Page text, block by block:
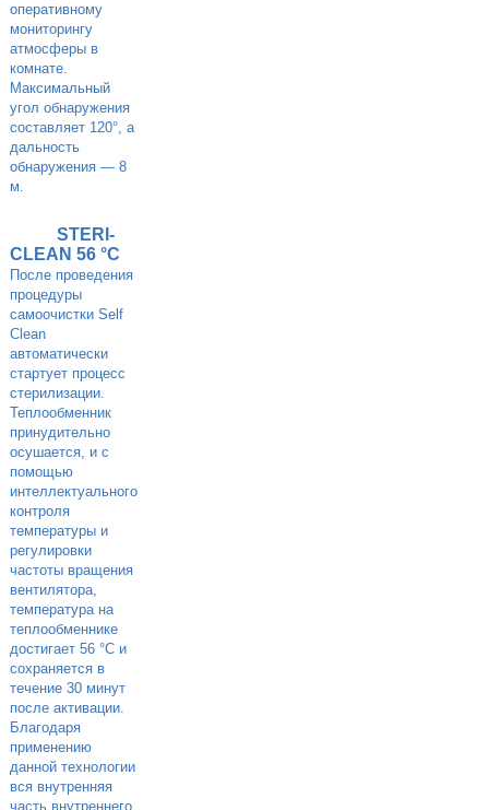
оперативному
мониторингу
атмосферы в
комнате.
Максимальный
угол обнаружения
составляет 120°, а
дальность
обнаружения — 8
м.
STERI-
CLEAN 56 °C
После проведения
процедуры
самоочистки Self
Clean
автоматически
стартует процесс
стерилизации.
Теплообменник
принудительно
осушается, и с
помощью
интеллектуального
контроля
температуры и
регулировки
частоты вращения
вентилятора,
температура на
теплообменнике
достигает 56 °С и
сохраняется в
течение 30 минут
после активации.
Благодаря
применению
данной технологии
вся внутренняя
часть внутреннего